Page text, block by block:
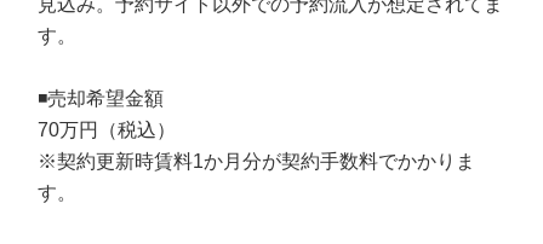
見込み。予約サイト以外での予約流入が想定されてま
す。
◾️売却希望金額
70万円（税込）
※契約更新時賃料1か月分が契約手数料でかかりま
す。